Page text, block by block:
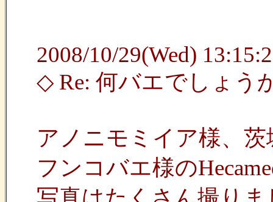
2008/10/29(Wed)
◇ Re: 何バエでしょう
アノニモミイア様、
フンコバエ様の